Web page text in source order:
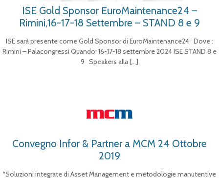
ISE Gold Sponsor EuroMaintenance24 –
Rimini,16-17-18 Settembre – STAND 8 e 9
ISE sarà presente come Gold Sponsor di EuroMaintenance24 Dove :
Rimini – Palacongressi Quando: 16-17-18 settembre 2024 ISE STAND 8 e
9 Speakers alla[…]
Convegno Infor & Partner a MCM 24 Ottobre
2019
“Soluzioni integrate di Asset Management e metodologie manutentive